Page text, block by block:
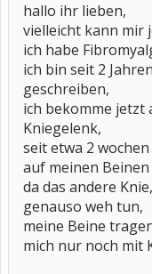
hallo ihr lieben,
vielleicht kann mir
ich habe
ich bin seit 2
geschreiben,
ich bekomme jetzt
Kniegelenk,
seit etwa 2
auf meinen
da das andere
genauso weh tun,
meine Beine
mich nur noch mit